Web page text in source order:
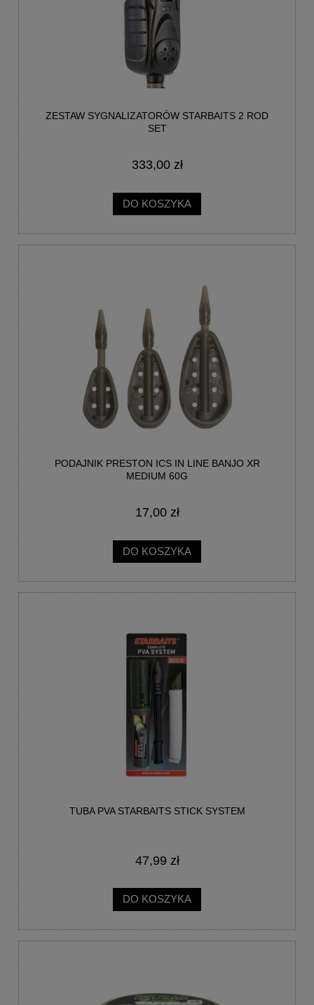
ZESTAW SYGNALIZATORÓW STARBAITS 2 ROD
SET
333,00 zł
DO KOSZYKA
PODAJNIK PRESTON ICS IN LINE BANJO XR
MEDIUM 60G
17,00 zł
DO KOSZYKA
TUBA PVA STARBAITS STICK SYSTEM
47,99 zł
DO KOSZYKA